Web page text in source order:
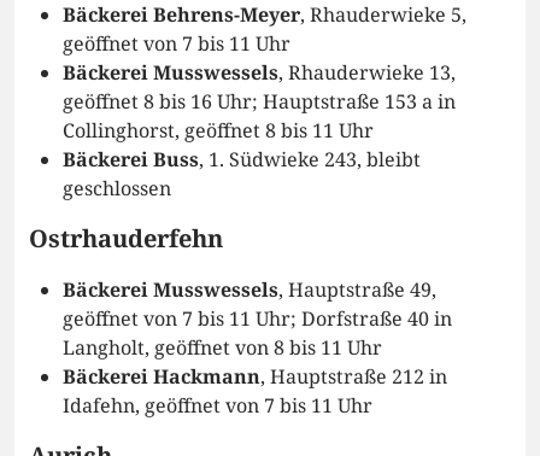
Bäckerei Behrens-Meyer, Rhauderwieke 5,
geöffnet von 7 bis 11 Uhr
Bäckerei Musswessels, Rhauderwieke 13,
geöffnet 8 bis 16 Uhr; Hauptstraße 153 a in
Collinghorst, geöffnet 8 bis 11 Uhr
Bäckerei Buss, 1. Südwieke 243, bleibt
geschlossen
Ostrhauderfehn
Bäckerei Musswessels, Hauptstraße 49,
geöffnet von 7 bis 11 Uhr; Dorfstraße 40 in
Langholt, geöffnet von 8 bis 11 Uhr
Bäckerei Hackmann, Hauptstraße 212 in
Idafehn, geöffnet von 7 bis 11 Uhr